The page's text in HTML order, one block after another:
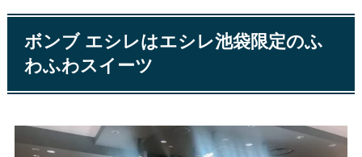
ボンブ エシレはエシレ池袋限定のふ
わふわスイーツ